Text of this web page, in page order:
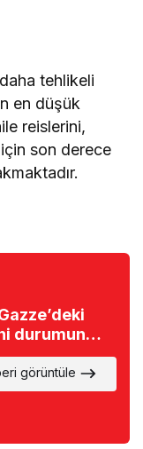
tehlikeli
en düşük
reislerini,
için son derece
durumun
dair
bulundu
görüntüle